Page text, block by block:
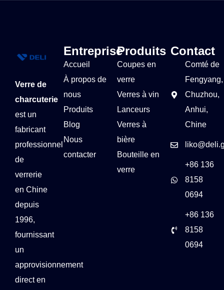
Verre de
charcuterie
est un
fabricant
professionnel
de
verrerie
en Chine
depuis
1996,
fournissant
un
approvisionnement
direct en
Entreprise
Accueil
À propos de
nous
Produits
Blog
Nous
contacter
Produits
Coupes en
verre
Verres à vin
Lanceurs
Verres à
bière
Bouteille en
verre
Contact
Comté de
Fengyang,
Chuzhou,
Anhui,
Chine
+86 136
8158
0694
+86 136
8158
0694